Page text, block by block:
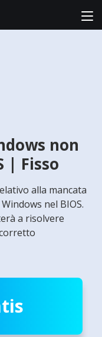
non
| Fisso
alla mancata
nel BIOS.
a risolvere